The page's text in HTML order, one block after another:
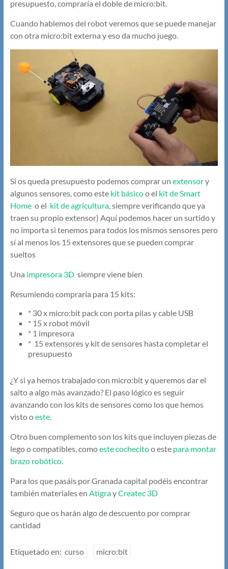
presupuesto, compraría el doble de micro:bit.
Cuando hablemos del robot veremos que se puede manejar
con otra micro:bit externa y eso da mucho juego.
Si os queda presupuesto podemos comprar un extensory
algunos sensores, como este kit básicoo el kit de Smart
Home o el kit de agricultura, siempre verificando que ya
traen su propio extensor) Aquí podemos hacer un surtido y
no importa si tenemos para todos los mismos sensores pero
sí al menos los 15 extensores que se pueden comprar
sueltos
Una impresora 3D siempre viene bien
Resumiendo compraría para 15 kits:
* 30 x micro:bit pack con porta pilas y cable USB
* 15 x robot móvil
* 1 impresora
* 15 extensores y kit de sensores hasta completar el
presupuesto
¿Y si ya hemos trabajado con micro:bit y queremos dar el
salto a algo más avanzado? El paso lógico es seguir
avanzando con los kits de sensores como los que hemos
visto oeste.
Otro buen complemento son los kits que incluyen piezas de
lego o compatibles, comoeste cochecitoo este para montar
brazo robótico.
Para los que pasáis por Granada capital podéis encontrar
también materiales en AtigrayCreatec 3D
Seguro que os harán algo de descuento por comprar
cantidad
Etiquetado en: curso micro:bit